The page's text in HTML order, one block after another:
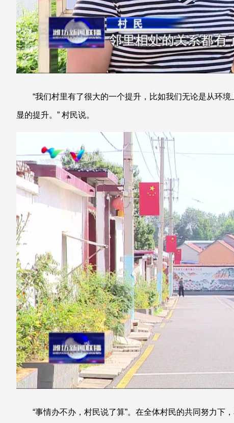
“我们村里有了很大的一个提升，比如我们无论是从环
显的提升。” 村民说。
“事情办不办，村民说了算”。在全体村民的共同努力下